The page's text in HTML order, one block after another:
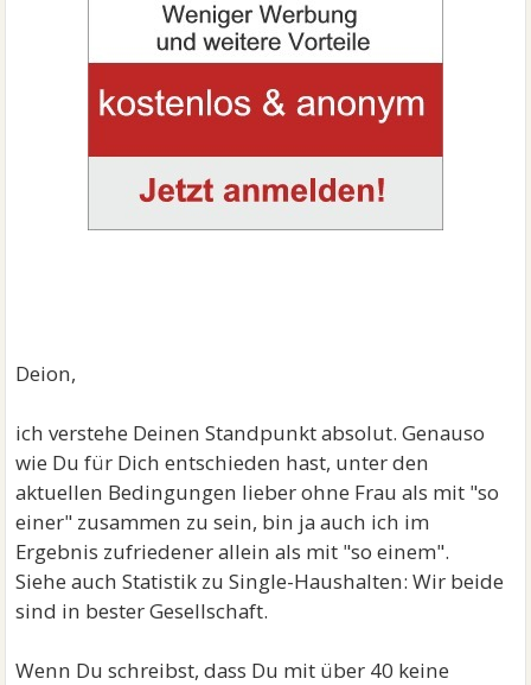
Deion,
ich verstehe Deinen Standpunkt absolut. Genauso
wie Du für Dich entschieden hast, unter den
aktuellen Bedingungen lieber ohne Frau als mit "so
einer" zusammen zu sein, bin ja auch ich im
Ergebnis zufriedener allein als mit "so einem".
Siehe auch Statistik zu Single-Haushalten: Wir beide
sind in bester Gesellschaft.
Wenn Du schreibst, dass Du mit über 40 keine